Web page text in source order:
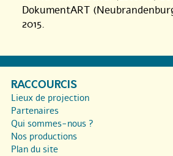
DokumentART
2015.
RACCOURCIS
Lieux de projection
Partenaires
Qui sommes-nous ?
Nos productions
Plan du site